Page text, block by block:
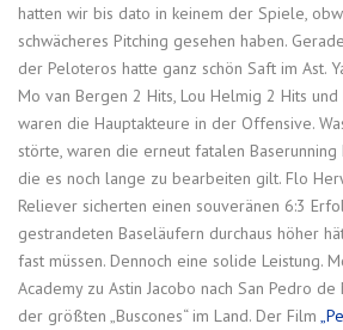
hatten wir bis dato in keinem der Spiele,
schwächeres Pitching gesehen haben.
der Peloteros hatte ganz schön Saft im Ast.
Mo van Bergen 2 Hits, Lou Helmig 2 Hits
waren die Hauptakteure in der Offensive.
störte, waren die erneut fatalen Baserunning
die es noch lange zu bearbeiten gilt. Flo
Reliever sicherten einen souveränen 6:3
gestrandeten Baseläufern durchaus höher
fast müssen. Dennoch eine solide Leistung.
Academy zu Astin Jacobo nach San Pedro
der größten „Buscones“ im Land. Der Film